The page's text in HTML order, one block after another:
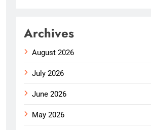
Archives
August 2026
July 2026
June 2026
May 2026